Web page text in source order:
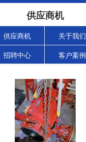
供应商机
供应商机 关于我们
招聘中心 客户案例